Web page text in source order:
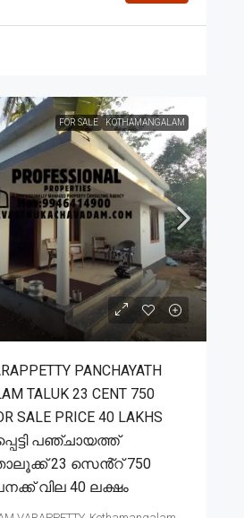
FOR SALE KOTHAMANGALAM
PANCHAYATH
TALUK 23 CENT 750
SALE PRICE 40 LAKHS
പഞ്ചായത്ത്
23 സെൻ്റ് 750
വില 40 ലക്ഷം